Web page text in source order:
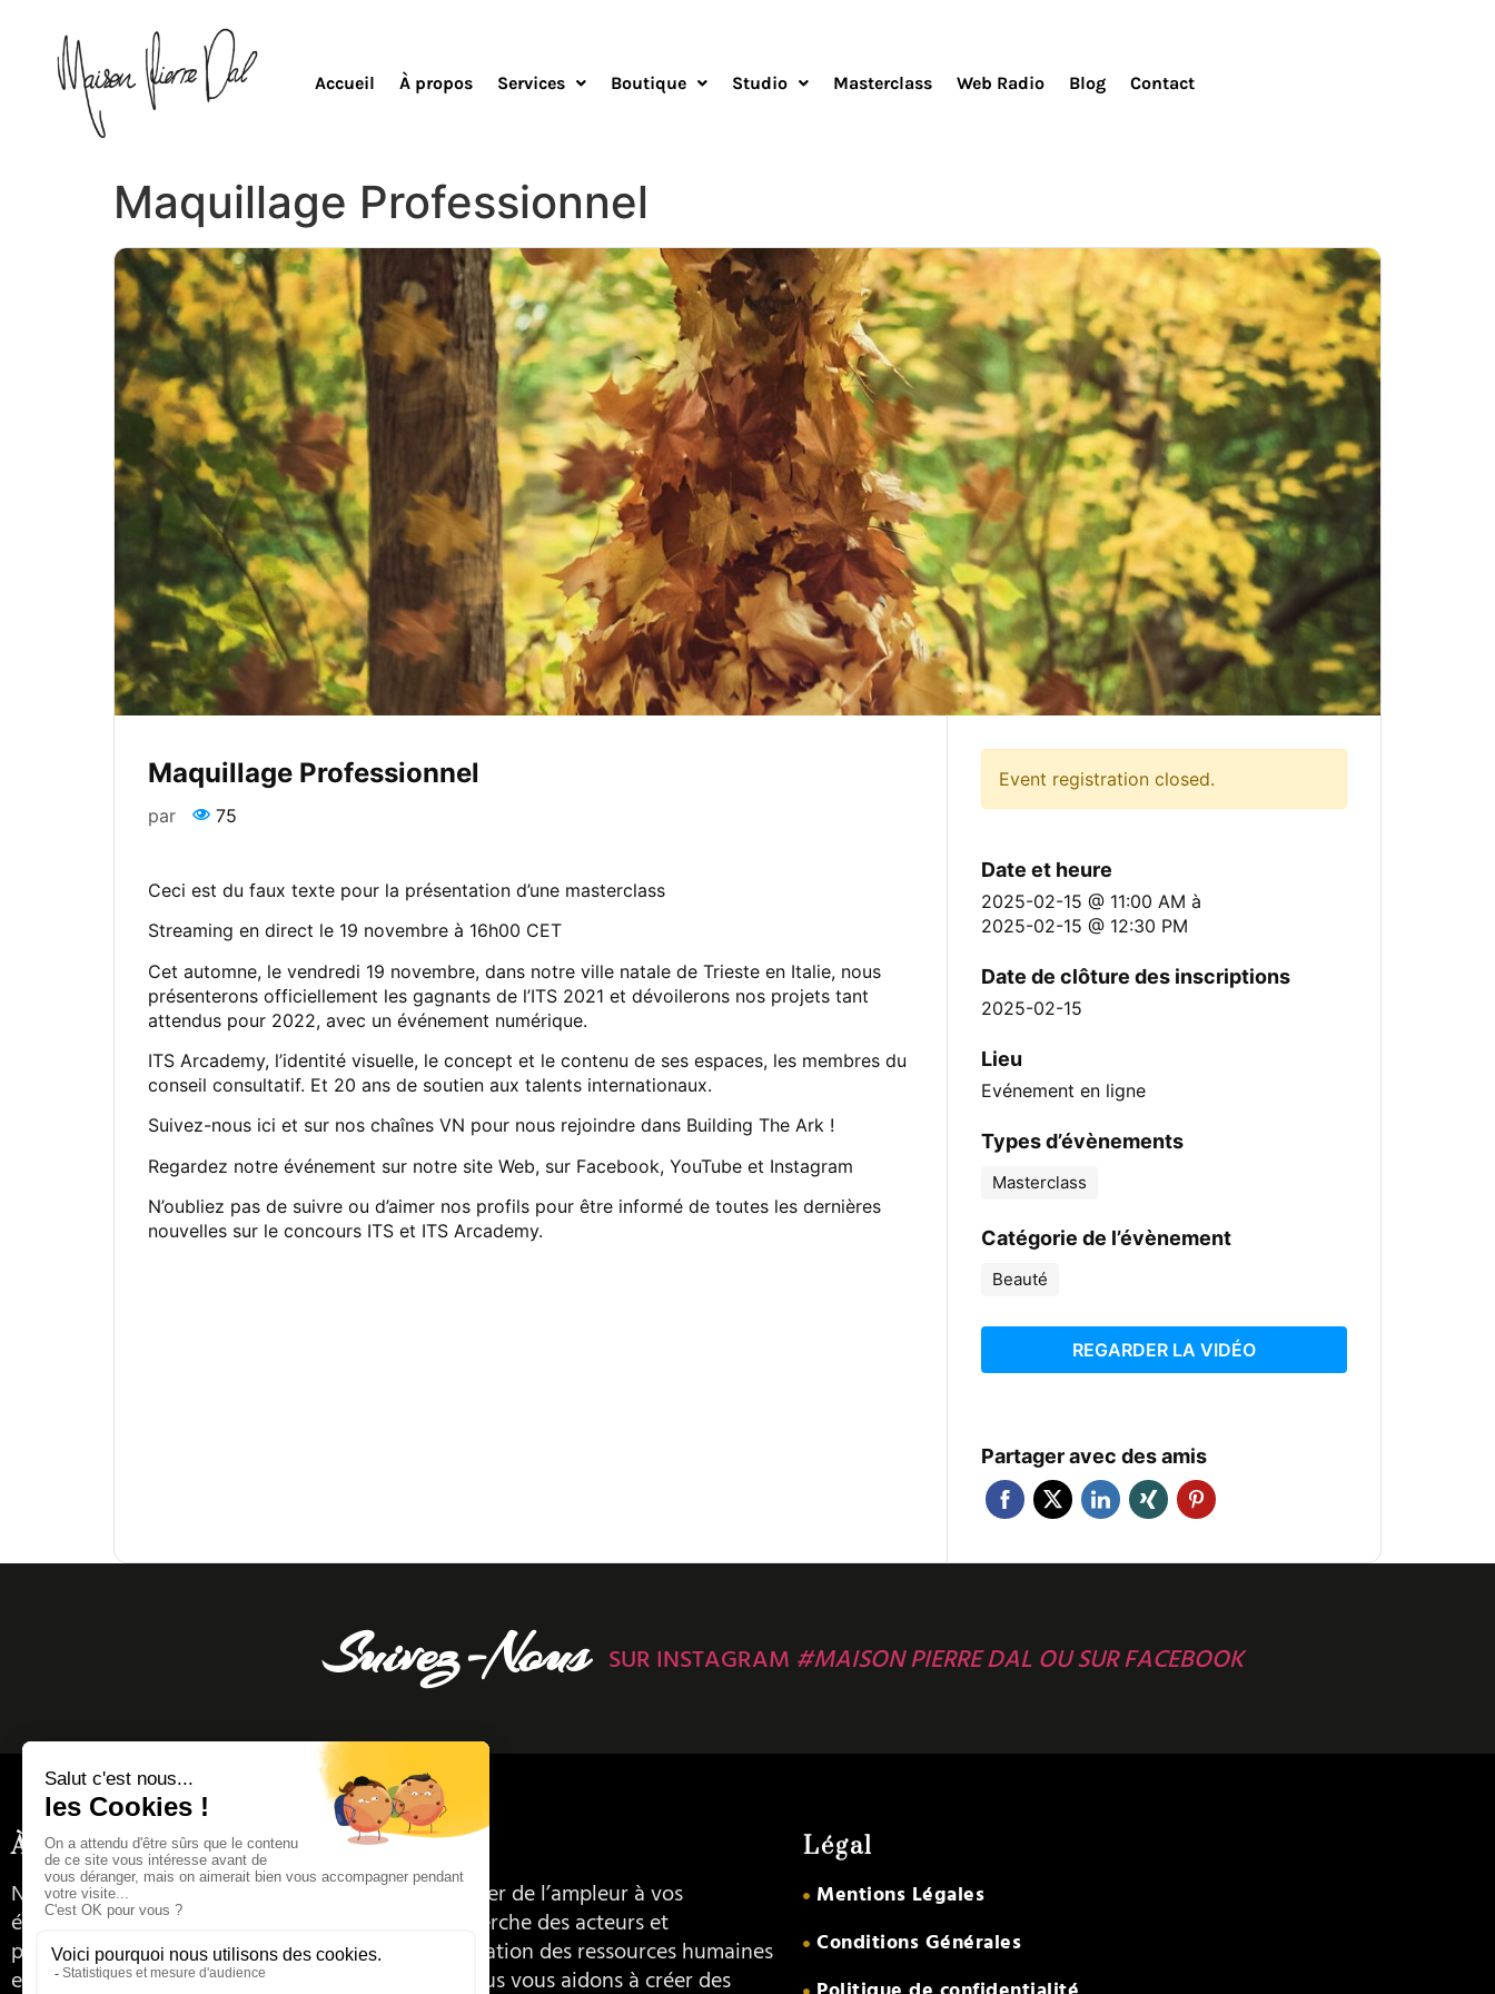
Accueil À propos Services Boutique Studio Masterclass Web Radio Blog Contact
Maquillage Professionnel
Maquillage Professionnel
par 75
Ceci est du faux texte pour la présentation d’une masterclass
Streaming en direct le 19 novembre à 16h00 CET
Cet automne, le vendredi 19 novembre, dans notre ville natale de Trieste en Italie, nous
présenterons officiellement les gagnants de l’ITS 2021 et dévoilerons nos projets tant
attendus pour 2022, avec un événement numérique.
ITS Arcademy, l’identité visuelle, le concept et le contenu de ses espaces, les membres du
conseil consultatif. Et 20 ans de soutien aux talents internationaux.
Suivez-nous ici et sur nos chaînes VN pour nous rejoindre dans Building The Ark !
Regardez notre événement sur notre site Web, sur Facebook, YouTube et Instagram
N’oubliez pas de suivre ou d’aimer nos profils pour être informé de toutes les dernières
nouvelles sur le concours ITS et ITS Arcademy.
Event registration closed.
Date et heure
2025-02-15 @ 11:00 AM à
2025-02-15 @ 12:30 PM
Date de clôture des inscriptions
2025-02-15
Lieu
Evénement en ligne
Types d’évènements
Masterclass
Catégorie de l’évènement
Beauté
REGARDER LA VIDÉO
Partager avec des amis
Suivez-Nous SUR INSTAGRAM #MAISON PIERRE DAL OU SUR FACEBOOK
À propos
Nous sommes votre partenaire complet pour donner de l’ampleur à vos
événements. De la gestion des musiciens à la recherche des acteurs et
professionnels adéquats, en passant par la planification des ressources humaines
et la vente en ligne de vêtements de créateurs, nous vous aidons à créer des
Légal
Mentions Légales
Conditions Générales